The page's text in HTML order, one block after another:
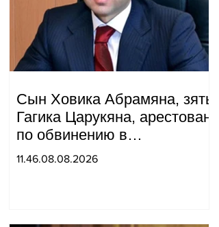
Сын Ховика Абрамяна, зять
Гагика Царукяна, арестован
по обвинению в
организации убийства.
11.46.08.08.2026